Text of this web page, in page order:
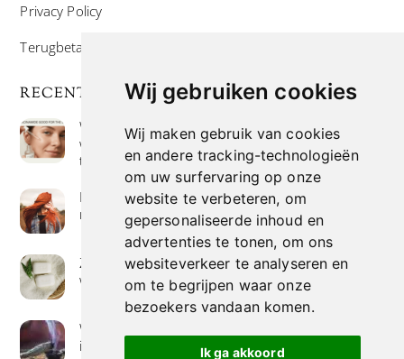
Wij gebruiken cookies
Wij maken gebruik van cookies
en andere tracking-technologieën
om uw surfervaring op onze
website te verbeteren, om
gepersonaliseerde inhoud en
advertenties te tonen, om ons
websiteverkeer te analyseren en
om te begrijpen waar onze
bezoekers vandaan komen.
Ik ga akkoord
Privacy Policy
Terugbetaal- en retourneringsbeleid
RECENTE POSTS
Wat is niacinamide? Voordelen, toepassingen en
waarom het overal in huidverzorgingsproducten
te vinden is
Hoe verf je haar op de meest natuurlijke manier
met henna kleuring
Zeep met een hoog vetgehalte: mythe of
werkelijkheid?
Wierook betekenis geven : geurende avonturen
in je huis